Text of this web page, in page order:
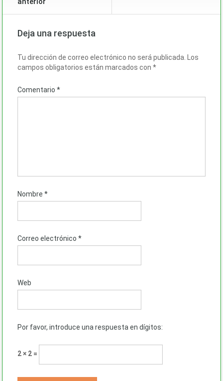
Deja una respuesta
Tu dirección de correo electrónico no será publicada. Los
campos obligatorios están marcados con *
Comentario *
Nombre *
Correo electrónico *
Web
Por favor, introduce una respuesta en dígitos:
2 × 2 =